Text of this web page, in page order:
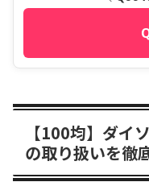
【100均】ダイ
の取り扱いを徹